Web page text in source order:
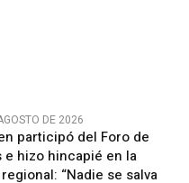
DE 2026
participó del Foro de
e hizo hincapié en la
“Nadie se salva